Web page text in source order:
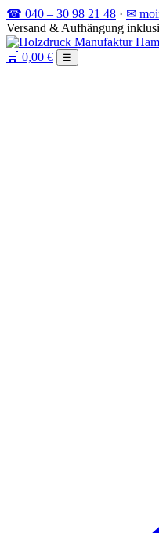
☎ 040 – 30 98 21 48 · ✉
Versand & Aufhängung
🛒 0,00 € ☰